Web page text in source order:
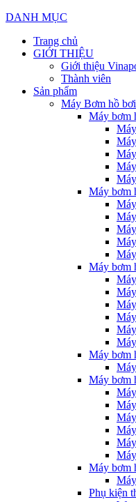
DANH MỤC
Trang chủ
GIỚI THIỆU
Giới thiệu
Thành viên
Sản phẩm
Máy Bơm hồ bơi
Máy bơm
Máy bơm
Máy bơm
Máy bơm
Máy bơm
Máy bơm
Phụ kiện